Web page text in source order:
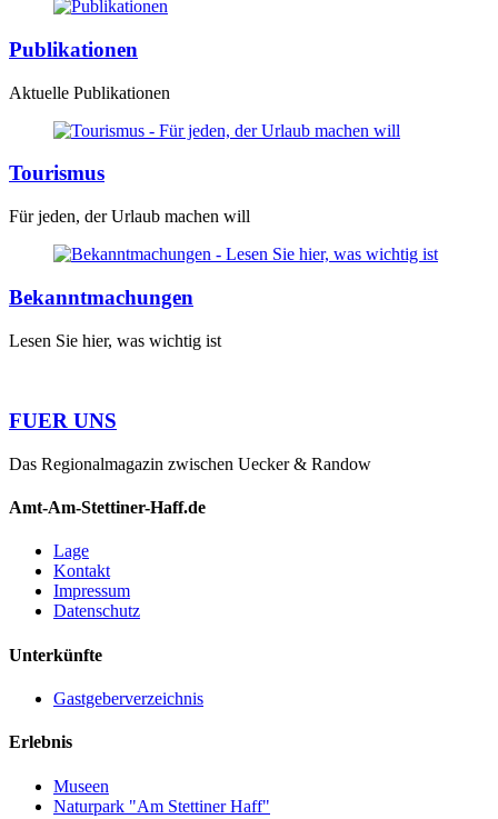
Publikationen
Aktuelle Publikationen
Tourismus
Für jeden, der Urlaub machen will
Bekanntmachungen
Lesen Sie hier, was wichtig ist
FUER UNS
Das Regionalmagazin zwischen Uecker & Randow
Amt-Am-Stettiner-Haff.de
Lage
Kontakt
Impressum
Datenschutz
Unterkünfte
Gastgeberverzeichnis
Erlebnis
Museen
Naturpark "Am Stettiner Haff"